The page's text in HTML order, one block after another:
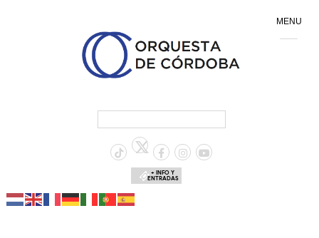
+ INFO Y
ENTRADAS
MENU